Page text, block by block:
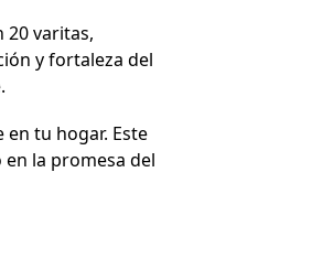
20 varitas,
y fortaleza del
tu hogar. Este
la promesa del